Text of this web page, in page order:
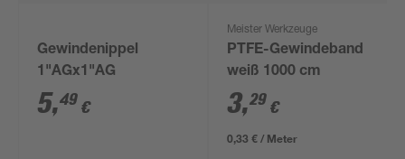
Gewindenippel
1"AGx1"AG
5,49 €
Meister Werkzeuge
PTFE-Gewindeband
weiß 1000 cm
3,29 €
0,33 € / Meter